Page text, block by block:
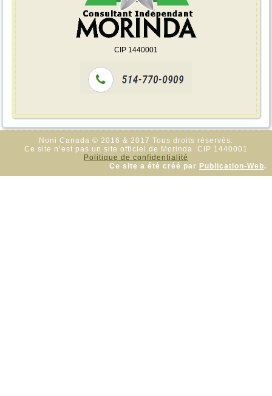
CIP 1440001
Noni Canada © 2016 & 2017 Tous droits réservés.
Ce site n’est pas un site officiel de Morinda CIP 1440001
Politique de confidentialité
Ce site a été créé par Publication-Web.